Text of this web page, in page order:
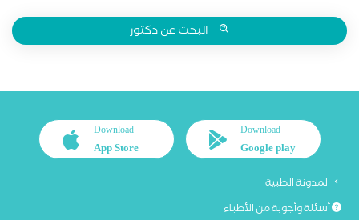
البحث عن دكتور
Download
Google play
Download
App Store
المدونة الطبية
أسئلة وأجوبة من الأطباء